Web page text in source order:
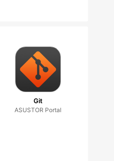
Git
ASUSTOR Portal